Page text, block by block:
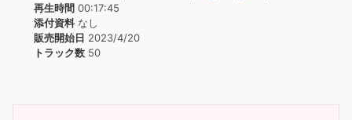
再生時間 00:17:45
添付資料なし
販売開始日 2023/4/20
トラック数 50